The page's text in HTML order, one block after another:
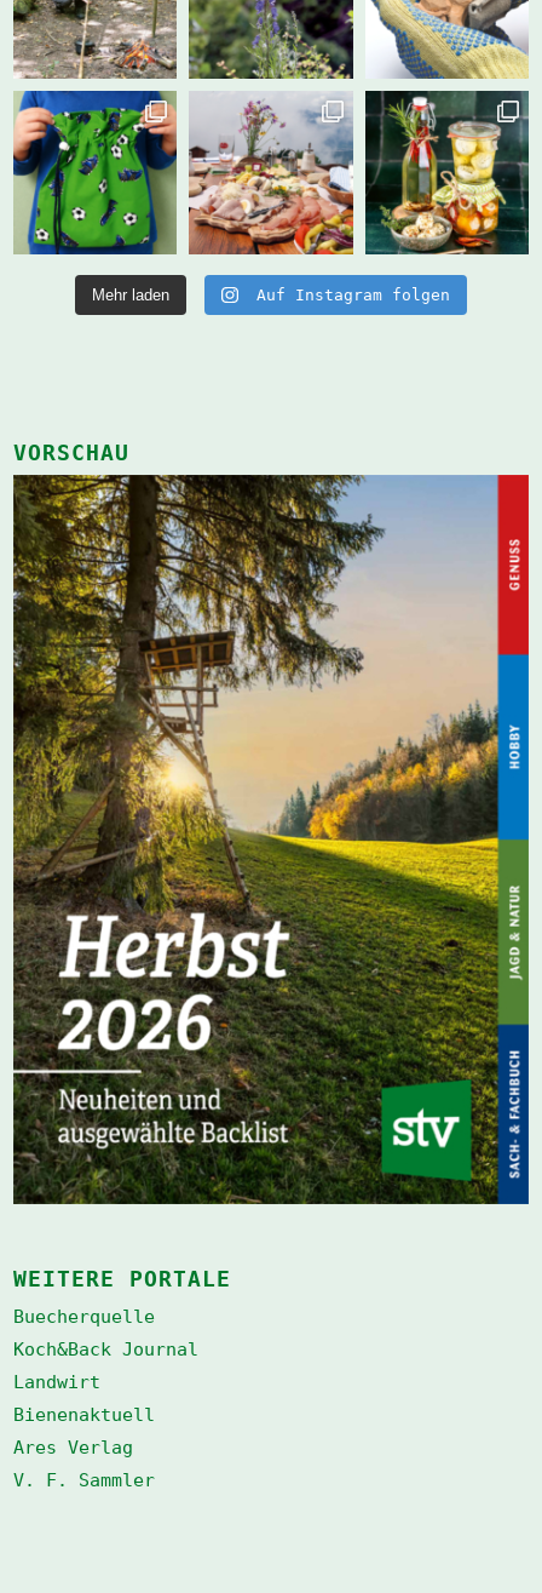
Mehr laden Auf Instagram folgen
VORSCHAU
WEITERE PORTALE
Buecherquelle
Koch&Back Journal
Landwirt
Bienenaktuell
Ares Verlag
V. F. Sammler